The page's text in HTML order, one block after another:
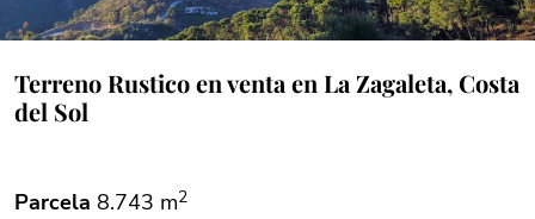
Terreno Rustico en venta en La Zagaleta, Costa
del Sol
Parcela 8.743 m2